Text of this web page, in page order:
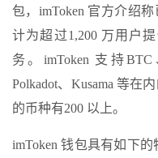
包，imToken 官方介绍
计为超过1,200 万用户
务。imToken 支持
Polkadot、Kusama 等在
的币种有200 以上。
imToken 钱包具有如下